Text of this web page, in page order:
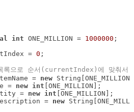
int ONE_MILLION = 1000000
= 0
록으로 순서(currentIndex)에 맞춰서
= new
= new int
= new int
= new